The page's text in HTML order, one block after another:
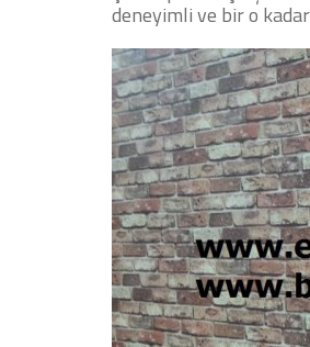
deneyimli ve bir o